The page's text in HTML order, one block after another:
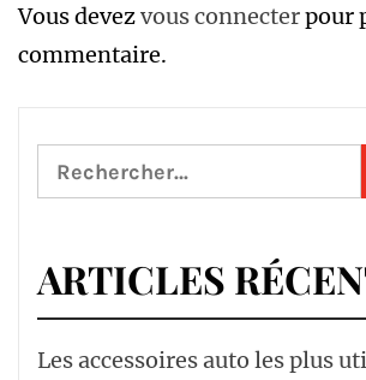
Vous devezvous connecterpour
commentaire.
Rechercher :
ARTICLES
Les accessoires auto les plus